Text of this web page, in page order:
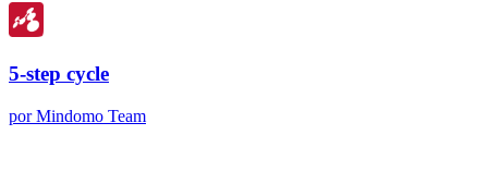
5-step cycle
por Mindomo Team